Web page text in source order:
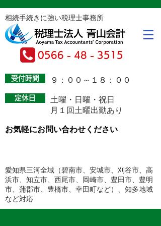
相続手続きに強い税理士事務所
0566 - 48 - 3515
受付時間 ​９：００～１８：００
定休日
土曜・日曜・祝日
月１回土曜出勤あり
お気軽にお問い合わせください
愛知県三河全域（碧南市、安城市、刈谷市、高
浜市、知立市、西尾市、岡崎市、豊田市、豊明
市、蒲郡市、豊橋市、幸田町など）​、知多地域
など対応